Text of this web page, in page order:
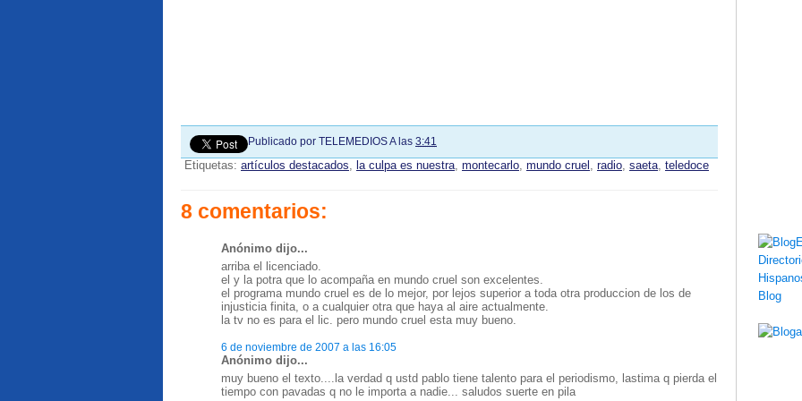
Publicado por TELEMEDIOSA las 3:41
Etiquetas: artículos destacados, la culpa es nuestra, montecarlo, mundo cruel , radio, saeta, teledoce
8 comentarios:
Anónimo dijo...
arriba el licenciado.
el y la potra que lo acompaña en mundo cruel son excelentes.
el programa mundo cruel es de lo mejor, por lejos superior a toda otra produccion de los de
injusticia finita, o a cualquier otra que haya al aire actualmente.
la tv no es para el lic. pero mundo cruel esta muy bueno.
6 de noviembre de 2007 a las 16:05
Anónimo dijo...
muy bueno el texto....la verdad q ustd pablo tiene talento para el periodismo, lastima q pierda el
tiempo con pavadas q no le importa a nadie... saludos suerte en pila